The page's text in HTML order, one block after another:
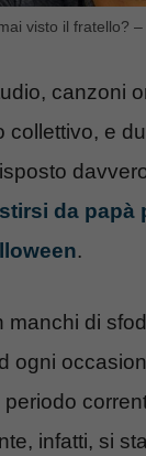
visto il fratello?
canzoni
collettivo, e
da papà
.
manchi di
ogni
periodo
infatti, si sta